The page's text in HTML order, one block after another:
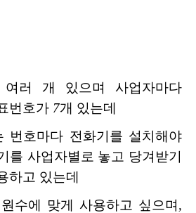
여러 개 있으며
사업자마다
번호가 7개 있는데
번호마다 전화기를 설치해야
를 사업자별로 놓고 당겨받기
하고 있는데
수에 맞게 사용하고 싶으며,